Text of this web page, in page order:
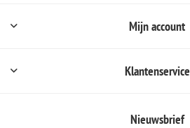
Mijn account
Klantenservice
Nieuwsbrief